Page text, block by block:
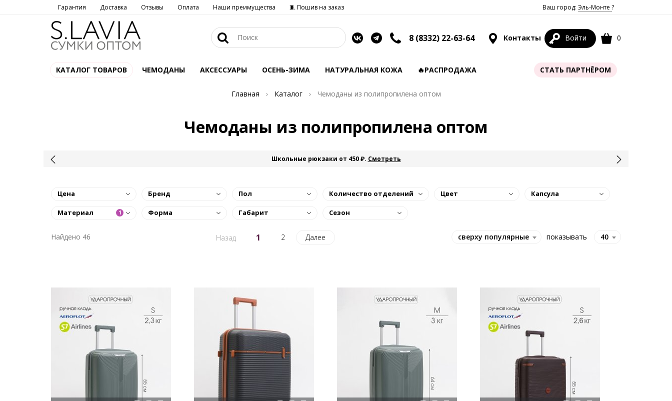
Гарантия Доставка Отзывы Оплата Наши преимущества 🧵 Пошив на заказ Ваш город: Эль-Монте ?
8 (8332) 22-63-64 Контакты Войти 0
КАТАЛОГ ТОВАРОВ ЧЕМОДАНЫ АКСЕССУАРЫ ОСЕНЬ-ЗИМА НАТУРАЛЬНАЯ КОЖА 🔥РАСПРОДАЖА СТАТЬ ПАРТНЁРОМ
Главная Каталог Чемоданы из полипропилена оптом
Чемоданы из полипропилена оптом
Школьные рюкзаки от 450 ₽. Смотреть
Цена Бренд Пол Количество отделений Цвет Капсула
Материал 1 Форма Габарит Сезон
Найдено 46 Назад 1 2 Далее показывать 40
сверху популярные